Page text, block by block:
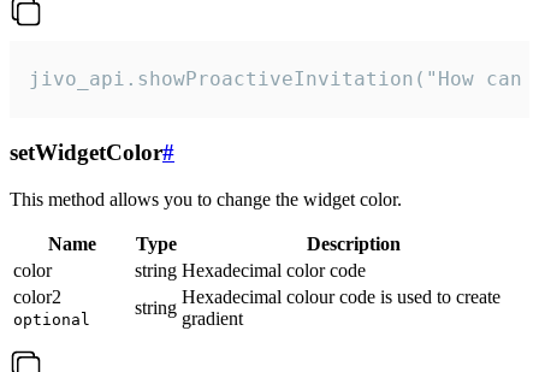
jivo_api.showProactiveInvitation("How
setWidgetColor#
This method allows you to change the widget color.
Name Type
Description
color
string Hexadecimal color code
color2
optional
string
Hexadecimal colour code is used to create
gradient